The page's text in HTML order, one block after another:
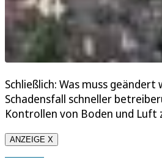
Schließlich: Was muss geändert
Schadensfall schneller
Kontrollen von Boden und Luft
ANZEIGE X